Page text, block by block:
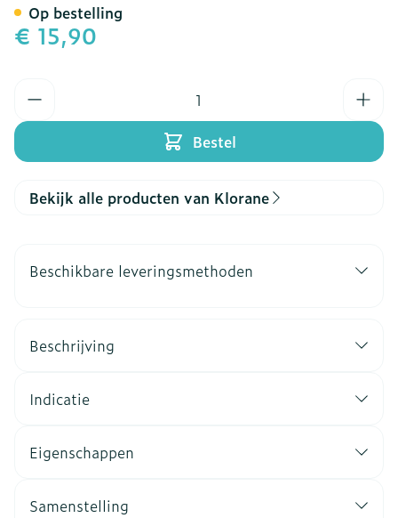
€ 15,90
Bestel
Op bestelling
Bekijk alle producten van Klorane
Beschikbare leveringsmethoden
Beschrijving
Indicatie
Eigenschappen
Samenstelling